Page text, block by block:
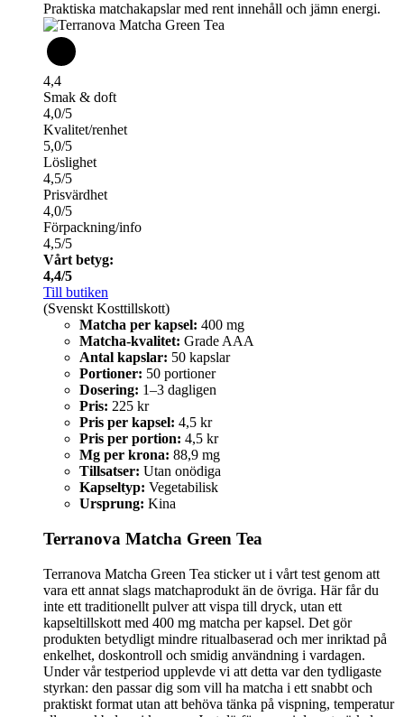
Praktiska matchakapslar med rent innehåll och jämn energi.
4,4
Smak & doft
4,0/5
Kvalitet/renhet
5,0/5
Löslighet
4,5/5
Prisvärdhet
4,0/5
Förpackning/info
4,5/5
Vårt betyg:
4,4/5
Till butiken
(Svenskt Kosttillskott)
Matcha per kapsel: 400 mg
Matcha-kvalitet: Grade AAA
Antal kapslar: 50 kapslar
Portioner: 50 portioner
Dosering: 1–3 dagligen
Pris: 225 kr
Pris per kapsel: 4,5 kr
Pris per portion: 4,5 kr
Mg per krona: 88,9 mg
Tillsatser: Utan onödiga
Kapseltyp: Vegetabilisk
Ursprung: Kina
Terranova Matcha Green Tea
Terranova Matcha Green Tea sticker ut i vårt test genom att
vara ett annat slags matchaprodukt än de övriga. Här får du
inte ett traditionellt pulver att vispa till dryck, utan ett
kapseltillskott med 400 mg matcha per kapsel. Det gör
produkten betydligt mindre ritualbaserad och mer inriktad på
enkelhet, doskontroll och smidig användning i vardagen.
Under vår testperiod upplevde vi att detta var den tydligaste
styrkan: den passar dig som vill ha matcha i ett snabbt och
praktiskt format utan att behöva tänka på vispning, temperatur